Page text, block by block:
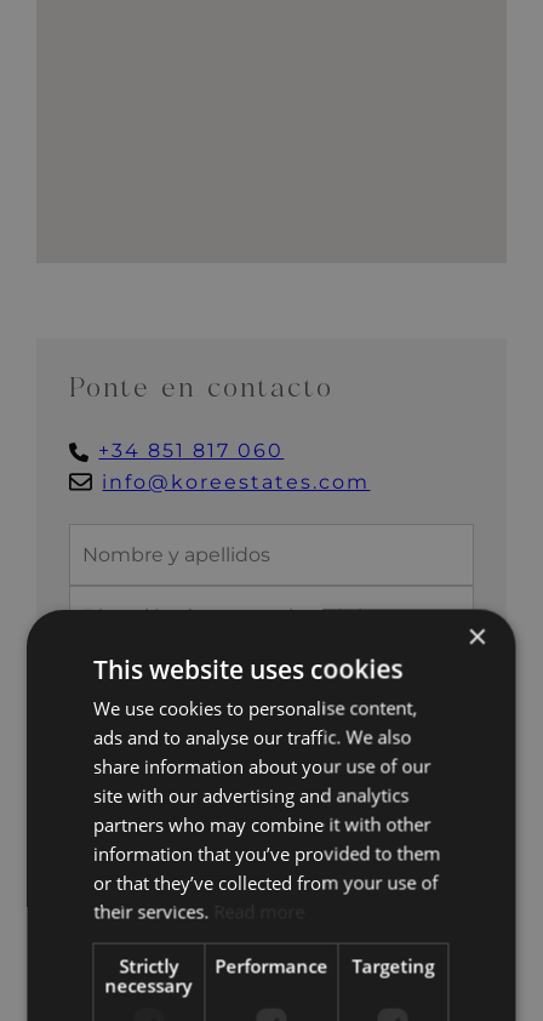
Ponte en contacto
+34 851 817 060
info@koreestates.com
United
States
+1
+1
Acepto la Política de privacidad
Acepto recibir información por correo
electrónico
×
This website uses cookies
We use cookies to personalise content,
ads and to analyse our traffic. We also
share information about your use of our
site with our advertising and analytics
partners who may combine it with other
information that you’ve provided to them
or that they’ve collected from your use of
their services.
Strictly
necessary
Performance Targeting